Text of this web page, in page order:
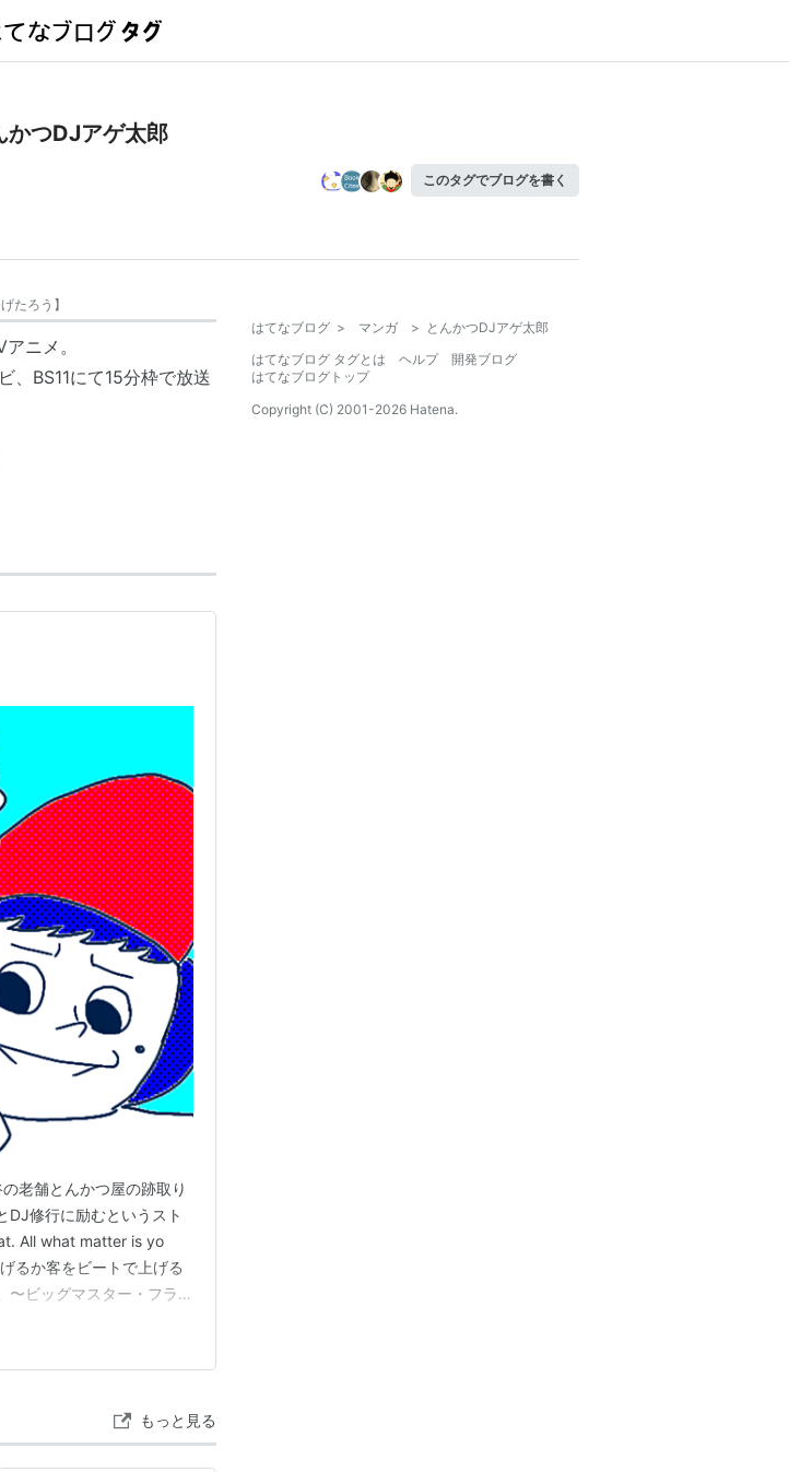
かつDJアゲ太郎
このタグでブログを書く
たろう 】
ニメ。
、BS11にて15分枠で放送
年
たろう】
かつ屋「しぶかつ」の三
を描いた青春ギャグ漫
老舗とんかつ屋の跡取り
DJ修行に励むというスト
All what matter is yo
るか客をビートで上げる
〜ビッグマスター・フラ
もっと見る
はてなブログ > マンガ > とんかつDJアゲ太郎
はてなブログ タグとは
ヘルプ
開発ブログ
はてなブログトップ
Copyright (C) 2001-2026 Hatena.